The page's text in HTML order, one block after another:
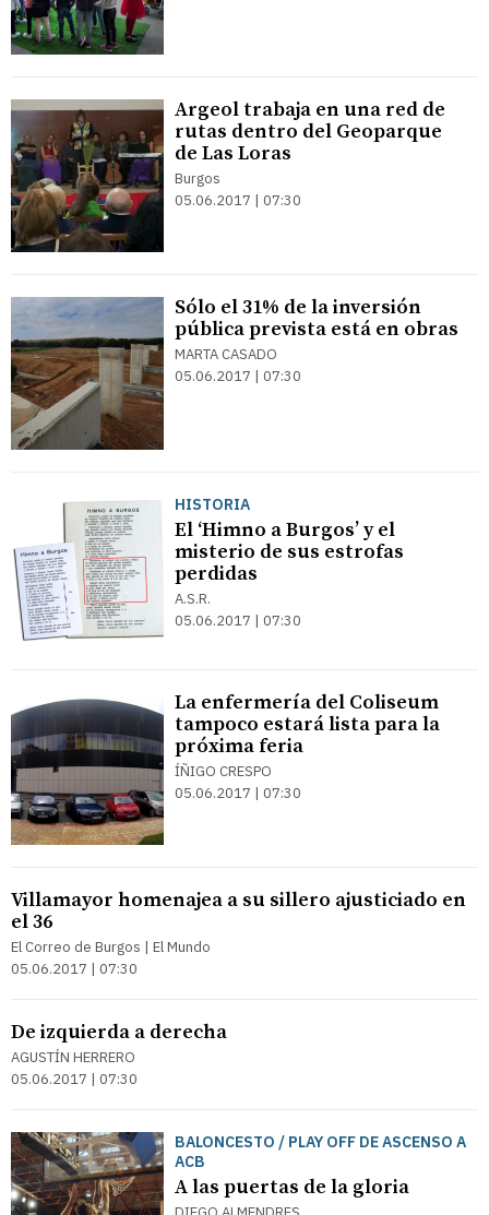
Argeol trabaja en una red de
rutas dentro del Geoparque
de Las Loras
Burgos
05.06.2017 | 07:30
Sólo el 31% de la inversión
pública prevista está en obras
MARTA CASADO
05.06.2017 | 07:30
HISTORIA
El ‘Himno a Burgos’ y el
misterio de sus estrofas
perdidas
A.S.R.
05.06.2017 | 07:30
La enfermería del Coliseum
tampoco estará lista para la
próxima feria
ÍÑIGO CRESPO
05.06.2017 | 07:30
Villamayor homenajea a su sillero ajusticiado en
el 36
El Correo de Burgos | El Mundo
05.06.2017 | 07:30
De izquierda a derecha
AGUSTÍN HERRERO
05.06.2017 | 07:30
BALONCESTO / PLAY OFF DE ASCENSO A
ACB
A las puertas de la gloria